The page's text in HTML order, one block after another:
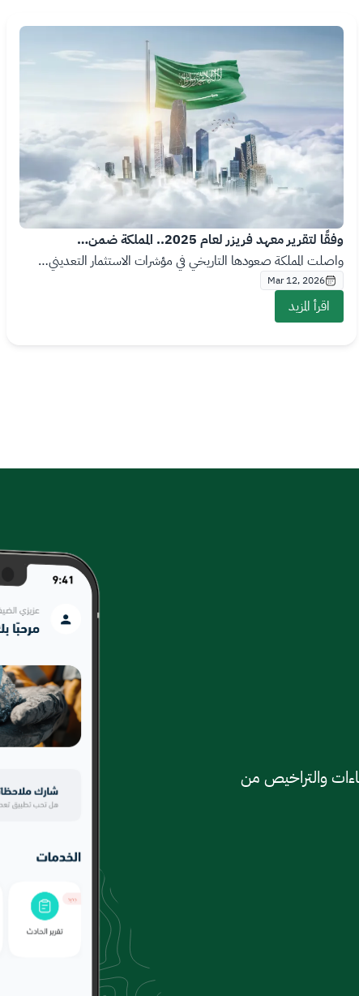
Image
وفقًا لتقرير معهد فريزر لعام 2025.. المملكة ضمن…
واصلت المملكة صعودها التاريخي في مؤشرات الاستثمار التعديني…
Mar 12, 2026
اقرأ المزيد
والتراخيص من